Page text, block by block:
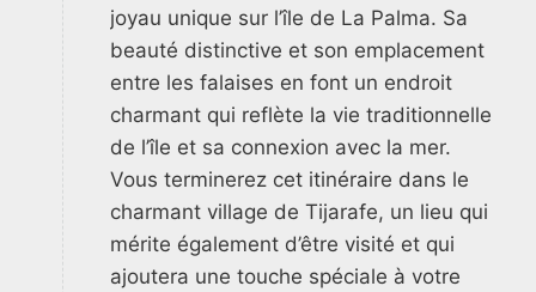
joyau unique sur l’île de La Palma. Sa
beauté distinctive et son emplacement
entre les falaises en font un endroit
charmant qui reflète la vie traditionnelle
de l’île et sa connexion avec la mer.
Vous terminerez cet itinéraire dans le
charmant village de Tijarafe, un lieu qui
mérite également d’être visité et qui
ajoutera une touche spéciale à votre